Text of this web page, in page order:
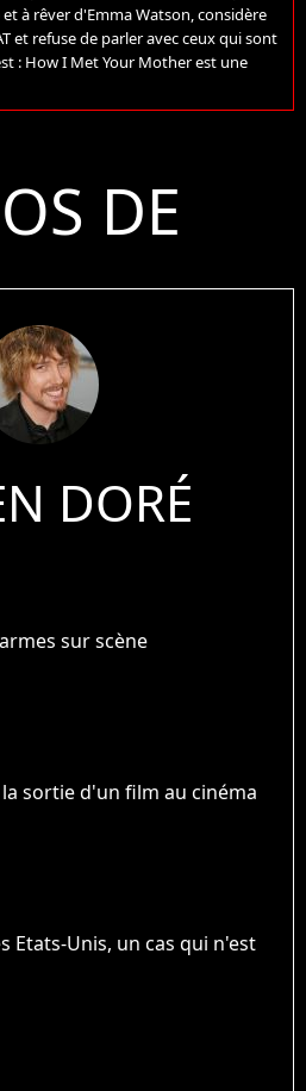
à rêver d'Emma Watson, considère
et refuse de parler avec ceux qui sont
: How I Met Your Mother est une
DE
DORÉ
sur scène
sortie d'un film au cinéma
Etats-Unis, un cas qui n'est